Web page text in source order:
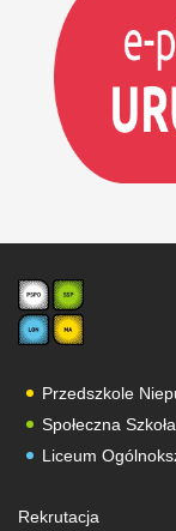
Przedszkole
Społeczna
Liceum
Rekrutacja